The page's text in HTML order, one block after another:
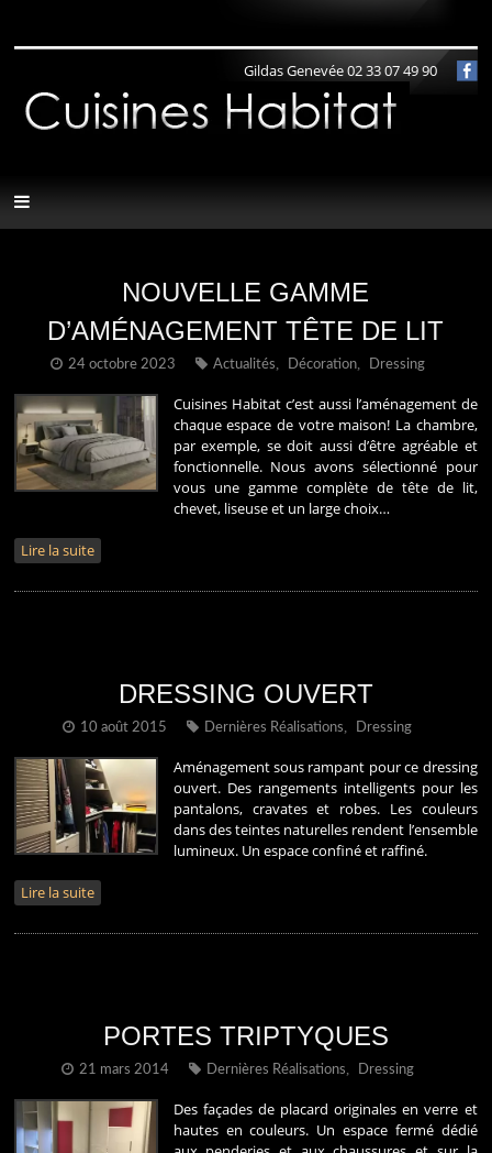
Gildas Genevée 02 33 07 49 90
NOUVELLE GAMME
D’AMÉNAGEMENT TÊTE DE LIT
24 octobre 2023 Actualités Décoration, Dressing
Cuisines Habitat c’est aussi l’aménagement de
chaque espace de votre maison! La chambre,
par exemple, se doit aussi d’être agréable et
fonctionnelle. Nous avons sélectionné pour
vous une gamme complète de tête de lit,
chevet, liseuse et un large choix…
Lire la suite
DRESSING OUVERT
10 août 2015 Dernières Réalisations Dressing
Aménagement sous rampant pour ce dressing
ouvert. Des rangements intelligents pour les
pantalons, cravates et robes. Les couleurs
dans des teintes naturelles rendent l’ensemble
lumineux. Un espace confiné et raffiné.
Lire la suite
PORTES TRIPTYQUES
21 mars 2014 Dernières Réalisations Dressing
Des façades de placard originales en verre et
hautes en couleurs. Un espace fermé dédié